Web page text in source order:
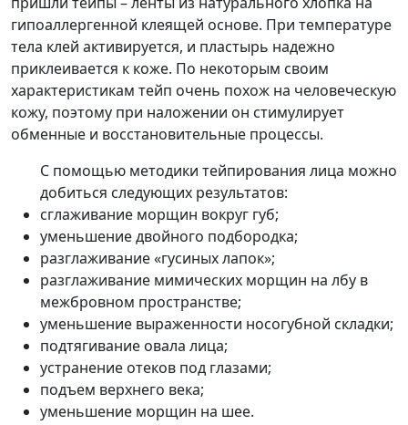
гипоаллергенной клеящей основе. При температуре
тела клей активируется, и пластырь надежно
приклеивается к коже. По некоторым своим
характеристикам тейп очень похож на человеческую
кожу, поэтому при наложении он стимулирует
обменные и восстановительные процессы.
С помощью методики тейпирования лица можно
добиться следующих результатов:
сглаживание морщин вокруг губ;
уменьшение двойного подбородка;
разглаживание «гусиных лапок»;
разглаживание мимических морщин на лбу в
межбровном пространстве;
уменьшение выраженности носогубной складки;
подтягивание овала лица;
устранение отеков под глазами;
подъем верхнего века;
уменьшение морщин на шее.